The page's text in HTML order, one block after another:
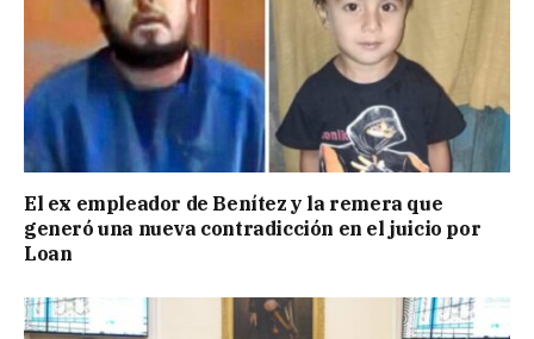
El ex empleador de Benítez y la remera que
generó una nueva contradicción en el juicio por
Loan